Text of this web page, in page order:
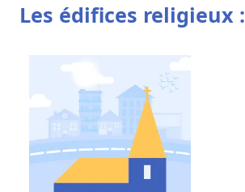
Les édifices religieux :